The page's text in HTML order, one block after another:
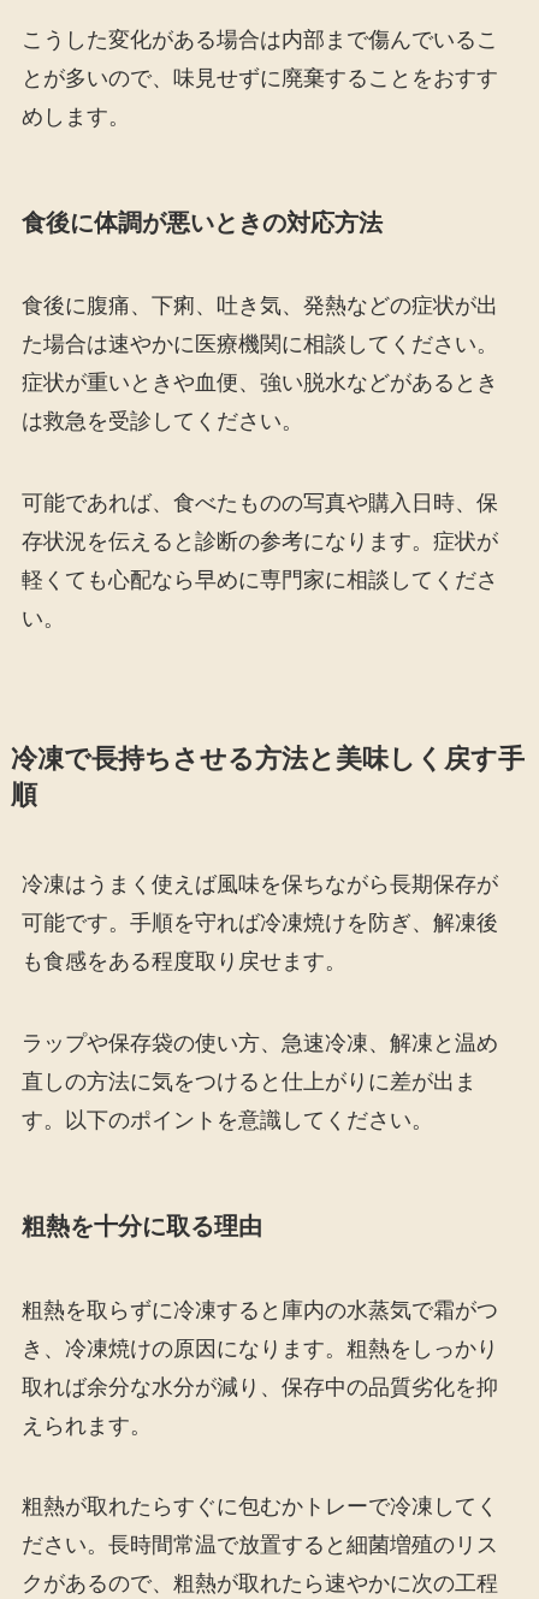
こうした変化がある場合は内部まで傷んでいるこ
とが多いので、味見せずに廃棄することをおすす
めします。
食後に体調が悪いときの対応方法
食後に腹痛、下痢、吐き気、発熱などの症状が出
た場合は速やかに医療機関に相談してください。
症状が重いときや血便、強い脱水などがあるとき
は救急を受診してください。
可能であれば、食べたものの写真や購入日時、保
存状況を伝えると診断の参考になります。症状が
軽くても心配なら早めに専門家に相談してくださ
い。
冷凍で長持ちさせる方法と美味しく戻す手
順
冷凍はうまく使えば風味を保ちながら長期保存が
可能です。手順を守れば冷凍焼けを防ぎ、解凍後
も食感をある程度取り戻せます。
ラップや保存袋の使い方、急速冷凍、解凍と温め
直しの方法に気をつけると仕上がりに差が出ま
す。以下のポイントを意識してください。
粗熱を十分に取る理由
粗熱を取らずに冷凍すると庫内の水蒸気で霜がつ
き、冷凍焼けの原因になります。粗熱をしっかり
取れば余分な水分が減り、保存中の品質劣化を抑
えられます。
粗熱が取れたらすぐに包むかトレーで冷凍してく
ださい。長時間常温で放置すると細菌増殖のリス
クがあるので、粗熱が取れたら速やかに次の工程